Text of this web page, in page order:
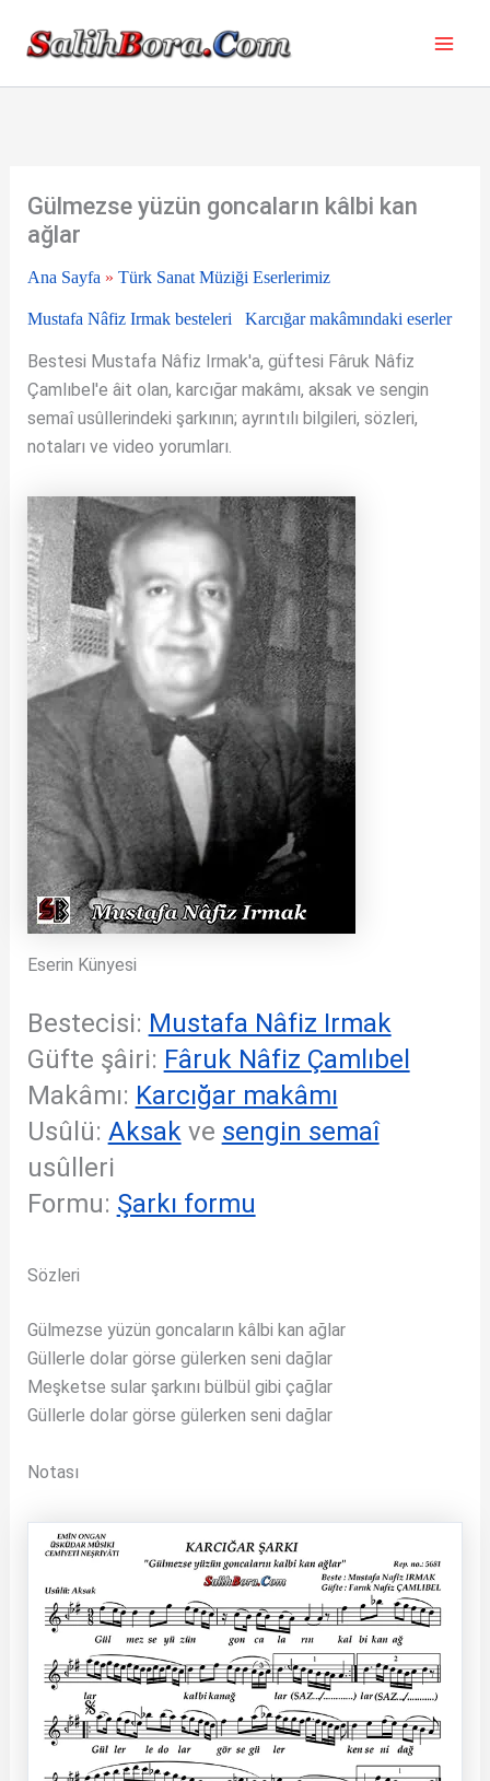
Gülmezse yüzün goncaların kâlbi kan
ağlar
Ana Sayfa » Türk Sanat Müziği Eserlerimiz
Mustafa Nâfiz Irmak besteleri Karcığar makâmındaki eserler
Bestesi Mustafa Nâfiz Irmak'a, güftesi Fâruk Nâfiz
Çamlıbel'e âit olan, karcığar makâmı, aksak ve sengin
semaî usûllerindeki şarkının; ayrıntılı bilgileri, sözleri,
notaları ve video yorumları.
Eserin Künyesi
Bestecisi: Mustafa Nâfiz Irmak
Güfte şâiri: Fâruk Nâfiz Çamlıbel
Makâmı: Karcığar makâmı
Usûlü: Aksakve sengin semaî
usûlleri
Formu: Şarkı formu
Sözleri
Gülmezse yüzün goncaların kâlbi kan ağlar
Güllerle dolar görse gülerken seni dağlar
Meşketse sular şarkını bülbül gibi çağlar
Güllerle dolar görse gülerken seni dağlar
Notası